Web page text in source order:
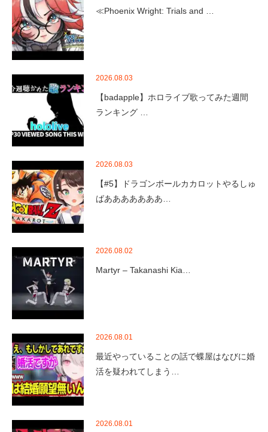
≪Phoenix Wright: Trials and …
2026.08.03
【badapple】ホロライブ歌ってみた週間
ランキング …
2026.08.03
【#5】ドラゴンボールカカロットやるしゅ
ばあああああああ…
2026.08.02
Martyr – Takanashi Kia…
2026.08.01
最近やっていることの話で蝶屋はなびに婚
活を疑われてしまう…
2026.08.01